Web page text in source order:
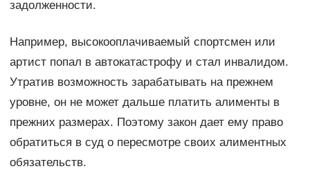
задолженности.
Например, высокооплачиваемый спортсмен или
артист попал в автокатастрофу и стал инвалидом.
Утратив возможность зарабатывать на прежнем
уровне, он не может дальше платить алименты в
прежних размерах. Поэтому закон дает ему право
обратиться в суд о пересмотре своих алиментных
обязательств.